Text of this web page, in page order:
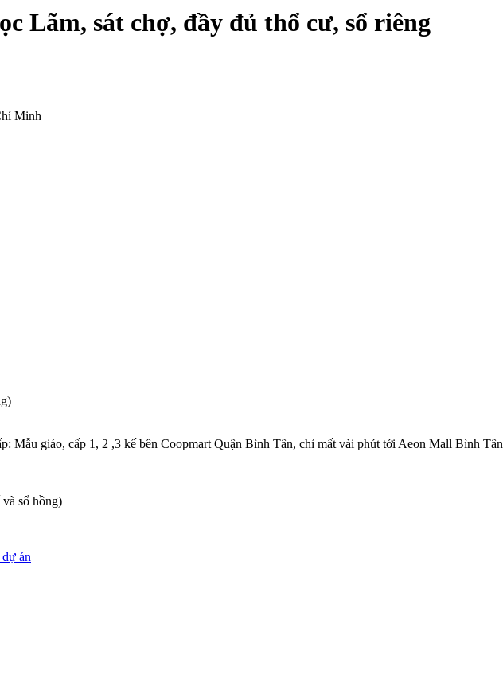
Lãm, sát chợ, đầy đủ thổ cư, sổ riêng
Minh
Mẫu giáo, cấp 1, 2 ,3 kế bên Coopmart Quận Bình Tân, chỉ mất vài phút tới Aeon Mall Bình Tân
sổ hồng)
án